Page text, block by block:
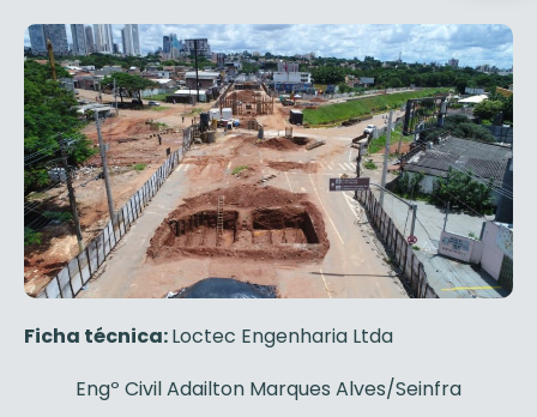
Ficha técnica:Loctec Engenharia Ltda
Engº Civil Adailton Marques Alves/Seinfra